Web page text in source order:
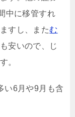
中に移管すれ
すし、またむ
安いので、じ
。
い6月や9月も含